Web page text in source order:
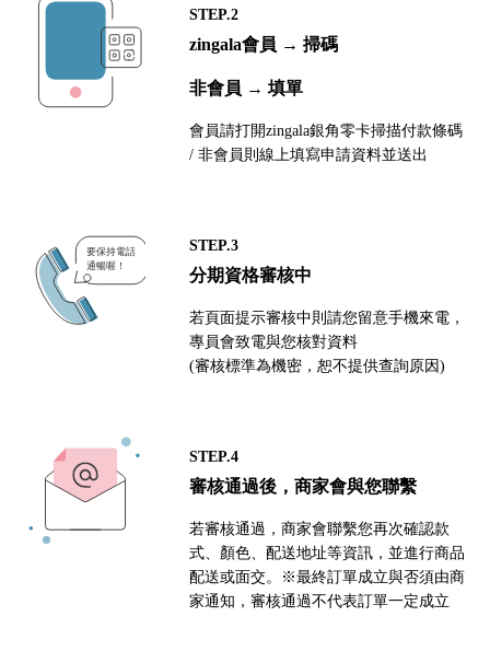
STEP.2
zingala會員 → 掃碼
非會員 → 填單
會員請打開zingala銀角零卡掃描付款條碼
/ 非會員則線上填寫申請資料並送出
STEP.3
分期資格審核中
若頁面提示審核中則請您留意手機來電，
專員會致電與您核對資料
(審核標準為機密，恕不提供查詢原因)
STEP.4
審核通過後，商家會與您聯繫
若審核通過，商家會聯繫您再次確認款
式、顏色、配送地址等資訊，並進行商品
配送或面交。※最終訂單成立與否須由商
家通知，審核通過不代表訂單一定成立